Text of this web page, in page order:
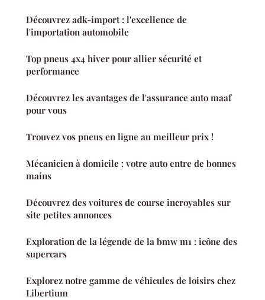
Découvrez adk-import : l'excellence de
l'importation automobile
Top pneus 4x4 hiver pour allier sécurité et
performance
Découvrez les avantages de l'assurance auto maaf
pour vous
Trouvez vos pneus en ligne au meilleur prix !
Mécanicien à domicile : votre auto entre de bonnes
mains
Découvrez des voitures de course incroyables sur
site petites annonces
Exploration de la légende de la bmw m1 : icône des
supercars
Explorez notre gamme de véhicules de loisirs chez
Libertium